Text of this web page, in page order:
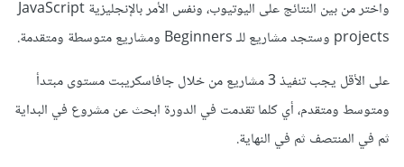
واختر من بين النتائج على اليوتيوب، ونفس الأمر بالإنجليزية JavaScript
projects وستجد مشاريع للـ Beginners ومشاريع متوسطة ومتقدمة.
على الأقل يجب تنفيذ 3 مشاريع من خلال جافاسكريبت مستوى مبتدأ
ومتوسط ومتقدم، أي كلما تقدمت في الدورة ابحث عن مشروع في البداية
ثم في المنتصف ثم في النهاية.